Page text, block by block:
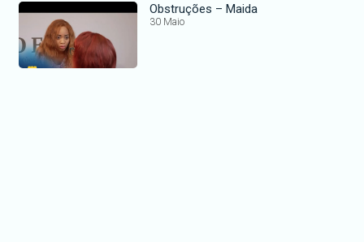
Obstruções – Maida
30 Maio